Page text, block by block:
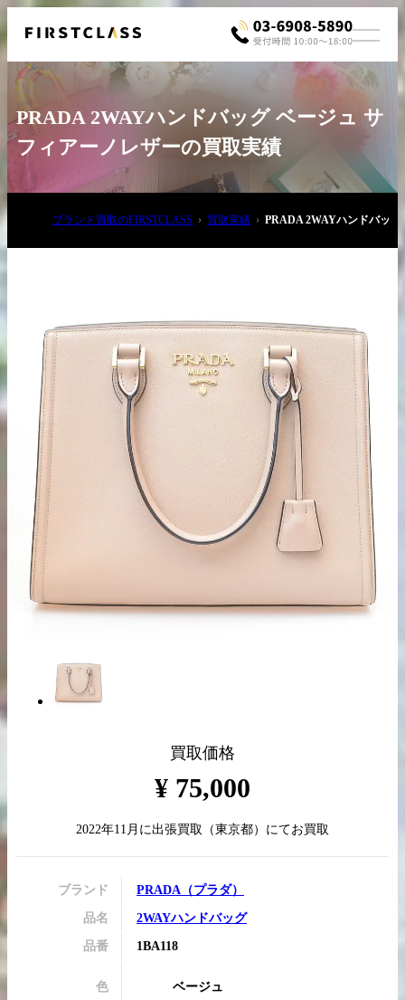
出張買取の
お申込み
宅配買取の
お申込み
LINE査定
買取実績はこちらから
PRADA 2WAYハンドバッグ ベージュ サ
フィアーノレザーの買取実績
ブランド買取のFIRSTCLASS 買取実績 PRADA 2WAYハンドバッ
買取価格
¥ 75,000
2022年11月 に出張買取 （東京都）にてお買取
ブランド PRADA （プラダ）
品名 2WAYハンドバッグ
品番 1BA118
色 ベージュ